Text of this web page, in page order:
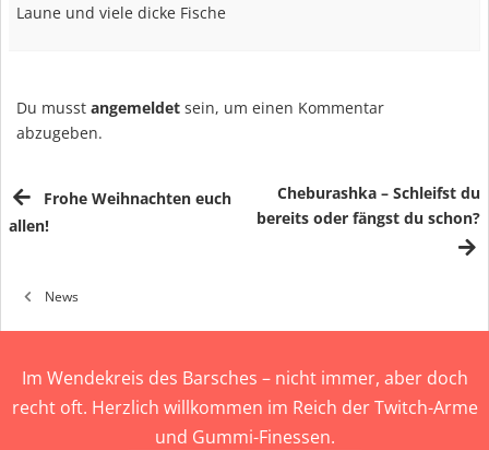
Laune und viele dicke Fische
Du musst angemeldet sein, um einen Kommentar
abzugeben.
Frohe Weihnachten euch
allen!
Cheburashka – Schleifst du
bereits oder fängst du schon?
News
Im Wendekreis des Barsches – nicht immer, aber doch
recht oft. Herzlich willkommen im Reich der Twitch-Arme
und Gummi-Finessen.